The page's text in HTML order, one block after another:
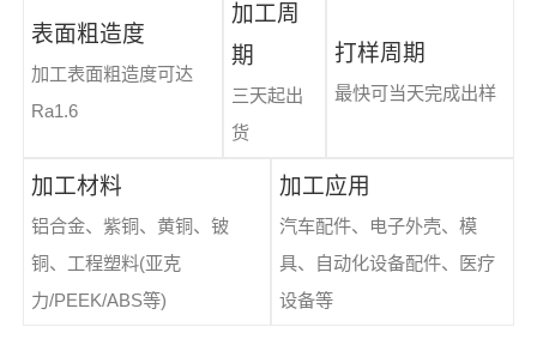
表面粗造度
加工表面粗造度可达
Ra1.6
加工周
期
三天起出
货
打样周期
最快可当天完成出样
加工材料
铝合金、紫铜、黄铜、铍
铜、工程塑料(亚克
力/PEEK/ABS等)
加工应用
汽车配件、电子外壳、模
具、自动化设备配件、医疗
设备等